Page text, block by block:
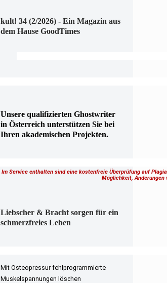
kult! 34 (2/2026) - Ein Magazin aus
dem Hause GoodTimes
Unsere qualifizierten Ghostwriter
in Österreich unterstützen Sie bei
Ihren akademischen Projekten.
Im Service enthalten sind eine kostenfreie Überprüfung auf
Möglichkeit,
Liebscher & Bracht sorgen für ein
schmerzfreies Leben
Mit Osteopressur fehlprogrammierte
Muskelspannungen löschen